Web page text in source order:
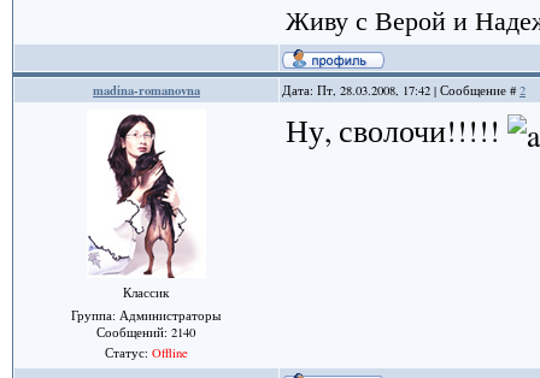
Живу с Верой и
madina-romanovna Дата: Пт, 28.03.2008, 17:42 | Сообщение #2
Классик
Группа: Администраторы
Сообщений:2140
Статус: Offline
Ну, сволочи!!!!!